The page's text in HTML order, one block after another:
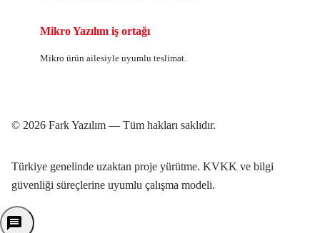
Mikro Yazılım iş ortağı
Mikro ürün ailesiyle uyumlu teslimat.
© 2026 Fark Yazılım — Tüm hakları saklıdır.
Türkiye genelinde uzaktan proje yürütme. KVKK ve bilgi
güvenliği süreçlerine uyumlu çalışma modeli.